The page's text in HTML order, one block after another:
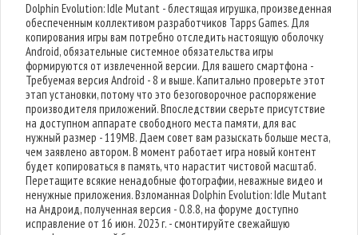
Dolphin Evolution: Idle Mutant - блестящая игрушка, произведенная
обеспеченным коллективом разработчиков Tapps Games. Для
копирования игры вам потребно отследить настоящую оболочку
Android, обязательные системное обязательства игры
формируются от извлеченной версии. Для вашего смартфона -
Требуемая версия Android - 8 и выше. Капитально проверьте этот
этап установки, потому что это безоговорочное распоряжение
производителя приложений. Впоследствии сверьте присутствие
на доступном аппарате свободного места памяти, для вас
нужный размер - 119MB. Даем совет вам разыскать больше места,
чем заявлено автором. В момент работает игра новый контент
будет копироваться в память, что нарастит чистовой масштаб.
Перетащите всякие ненадобные фотографии, неважные видео и
ненужные приложения. Взломанная Dolphin Evolution: Idle Mutant
на Андроид, полученная версия - 0.8.8, на форуме доступно
исправление от 16 июн. 2023 г. - смонтируйте свежайшую